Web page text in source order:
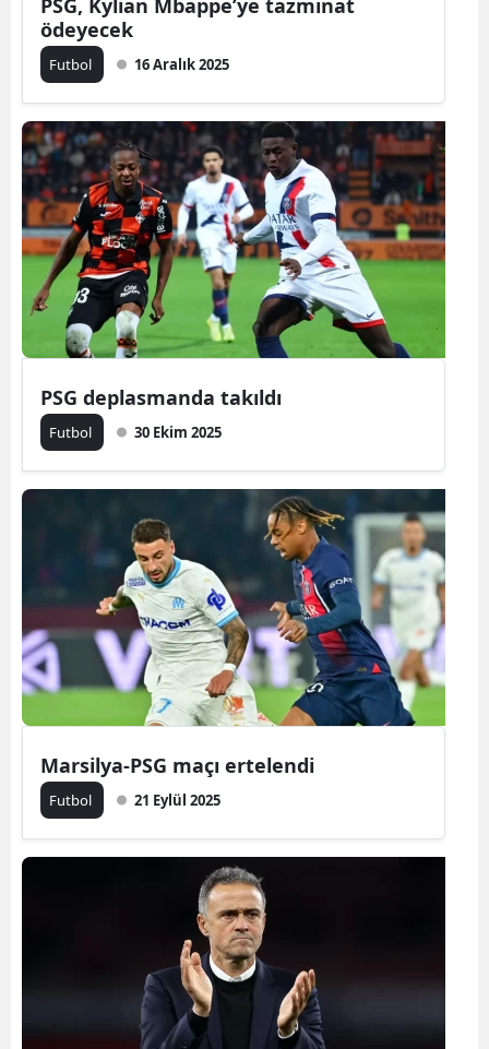
PSG, Kylian Mbappe’ye tazminat
ödeyecek
Futbol 16 Aralık 2025
PSG deplasmanda takıldı
Futbol 30 Ekim 2025
Marsilya-PSG maçı ertelendi
Futbol 21 Eylül 2025